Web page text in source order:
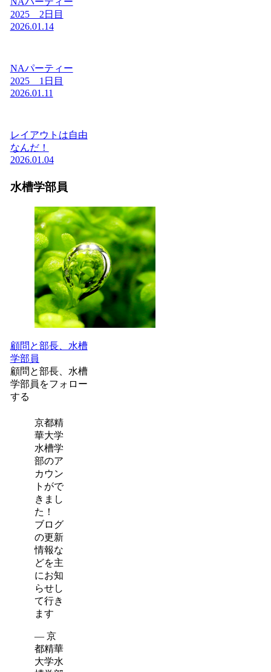
2025 2日目
2026.01.14
NAパーティー
2025 1日目
2026.01.11
レイアウトは自由
なんだ！
2026.01.04
水槽学部員
顧問と部長、水槽
学部員
顧問と部長、水槽
学部員をフォロー
する
京都精
華大学
水槽学
部のア
カウン
トがで
きまし
た！
ブログ
の更新
情報な
どを主
にお知
らせし
て行き
ます
— 京
都精華
大学水